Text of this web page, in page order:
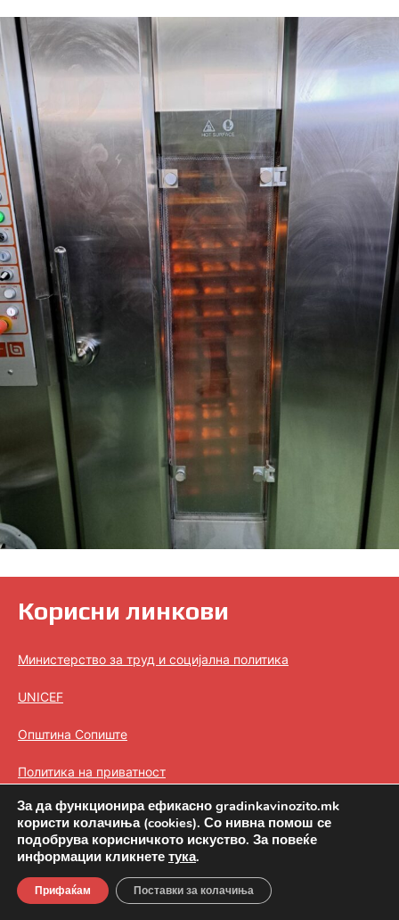
Корисни линкови
Министерство за труд и социјална политика
UNICEF
Општина Сопиште
Политика на приватност
Политика на колачиња (cookies)
За да функционира ефикасно gradinkavinozito.mk
користи колачиња (cookies). Со нивна помош се
подобрува корисничкото искуство. За повеќе
информации кликнете тука.
Прифаќам Поставки за колачиња